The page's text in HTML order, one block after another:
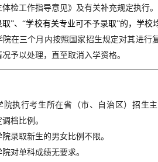
检工作指导意见》及有关补充规定执行。
取”、“学校有关专业可不予录取”的，学校
院在三个月内按照国家招生规定对其进行
况予以处理，直至取消入学资格。
院执行考生所在省（市、自治区）招生
档比例。
院录取新生的男女比例不限。
院对单科成绩无要求。